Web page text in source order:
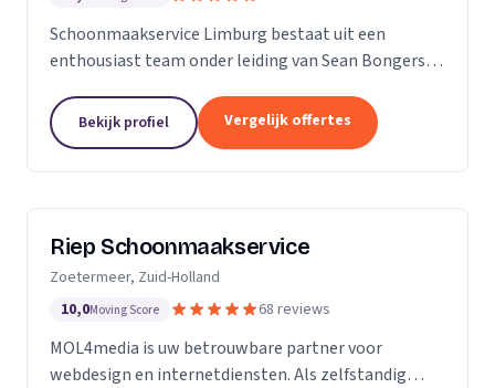
Schoonmaakservice Limburg bestaat uit een
enthousiast team onder leiding van Sean Bongers,
een aantal jaren in de schoonmaakbranche
werkzaam te...
Bekijk profiel Vergelijk offertes
Riep Schoonmaakservice
Zoetermeer, Zuid-Holland
10,0Moving Score 68 reviews
MOL4media is uw betrouwbare partner voor
webdesign en internetdiensten. Als zelfstandig